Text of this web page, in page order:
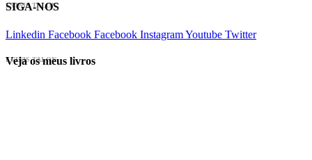
EVINIS TALON
SIGA-NOS
Linkedin Facebook Facebook InstagramYoutube Twitter
EVINIS TALON
Veja os meus livros